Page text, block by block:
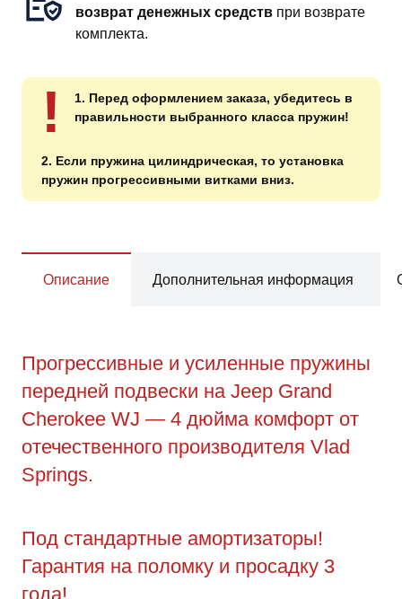
возврат денежных средств при возврате
комплекта.
!
1. Перед оформлением заказа, убедитесь в
правильности выбранного класса пружин!
2. Если пружина цилиндрическая, то установка
пружин прогрессивными витками вниз.
Описание Дополнительная информация
Прогрессивные и усиленные пружины
передней подвески на Jeep Grand
Cherokee WJ — 4 дюйма комфорт от
отечественного производителя Vlad
Springs.
Под стандартные амортизаторы!
Гарантия на поломку и просадку 3
года!